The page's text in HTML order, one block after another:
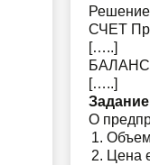
СЧЕТ
[…..]
БАЛАНС
[…..]
О
Цена